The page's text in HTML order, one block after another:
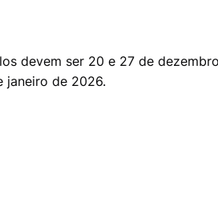
devem ser 20 e 27 de
janeiro de 2026.